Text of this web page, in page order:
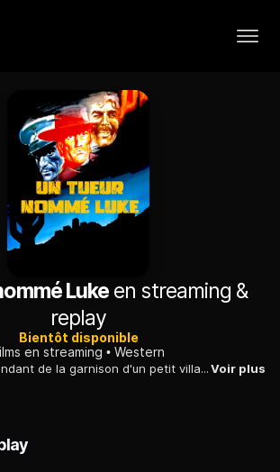
Luke en streaming &
replay
Bientôt disponible
en streaming
Western
Hernandez, commandant de la garnison d'un petit village, se joint à un groupe de citadins dans le but de dépouiller l'orphelin Manuel de son héritage. Luke, souffrant d'un passé traumatisant et devenu alcoolique, est choisi par le révolutionnaire Pancho pour être le pion des conspirateurs...Voir plus